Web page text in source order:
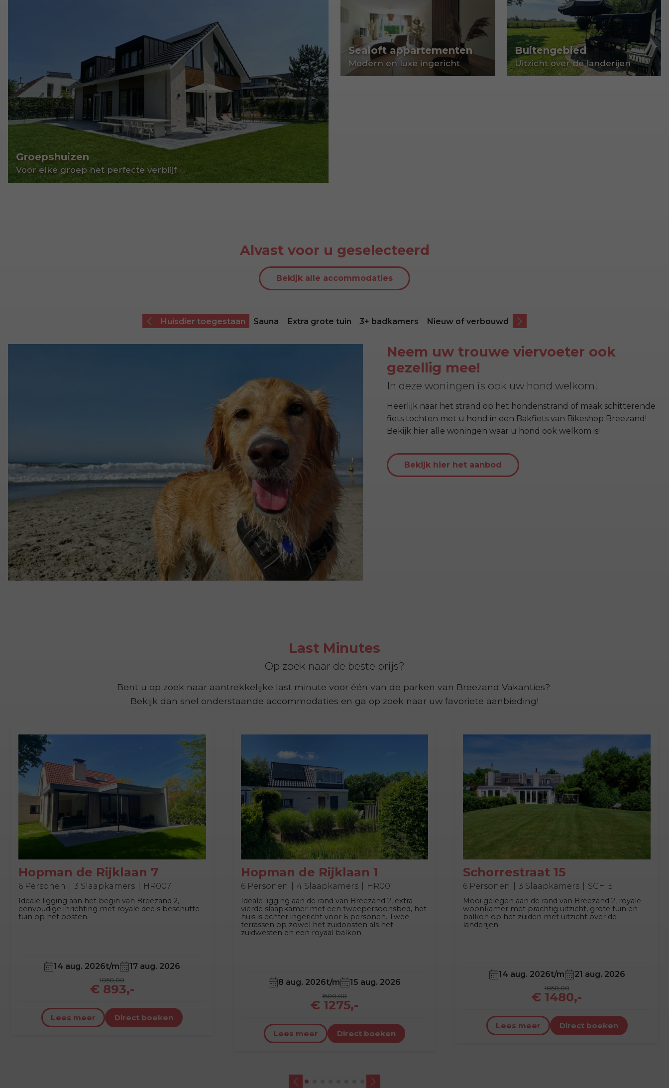
Groepshuizen
Voor elke groep het perfecte verblijf
Sealoft appartementen
Modern en luxe ingericht
Buitengebied
Uitzicht over de landerijen
Alvast voor u geselecteerd
Bekijk alle accommodaties
Huisdier toegestaan Sauna Extra grote tuin 3+ badkamers Nieuw of verbouwd
Neem uw trouwe viervoeter ook
gezellig mee!
In deze woningen is ook uw hond welkom!
Heerlijk naar het strand op het hondenstrand of maak schitterende
fiets tochten met u hond in een Bakfiets van Bikeshop Breezand!
Bekijk hier alle woningen waar u hond ook welkom is!
Bekijk hier het aanbod
Last Minutes
Op zoek naar de beste prijs?
Bent u op zoek naar aantrekkelijke last minute voor één van de parken van Breezand Vakanties?
Bekijk dan snel onderstaande accommodaties en ga op zoek naar uw favoriete aanbieding!
Hopman de Rijklaan 7
6 Personen 3 Slaapkamers HR007
Ideale ligging aan het begin van Breezand 2,
eenvoudige inrichting met royale deels beschutte
tuin op het oosten.
14 aug. 2026t/m 17 aug. 2026
1050,00
€ 893,-
Lees meer Direct boeken
Hopman de Rijklaan 1
6 Personen 4 Slaapkamers HR001
Ideale ligging aan de rand van Breezand 2, extra
vierde slaapkamer met een tweepersoonsbed, het
huis is echter ingericht voor 6 personen. Twee
terrassen op zowel het zuidoosten als het
zuidwesten en een royaal balkon.
8 aug. 2026t/m 15 aug. 2026
1500,00
€ 1275,-
Lees meer Direct boeken
Schorrestraat 15
6 Personen 3 Slaapkamers SCH15
Mooi gelegen aan de rand van Breezand 2, royale
woonkamer met prachtig uitzicht, grote tuin en
balkon op het zuiden met uitzicht over de
landerijen.
14 aug. 2026t/m 21 aug. 2026
1850,00
€ 1480,-
Lees meer Direct boeken